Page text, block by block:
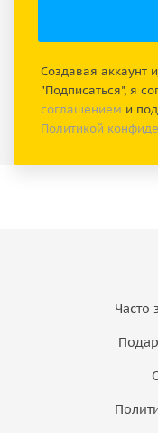
Создавая аккаунт
"Подписаться", я
соглашением и
Политикой
Часто